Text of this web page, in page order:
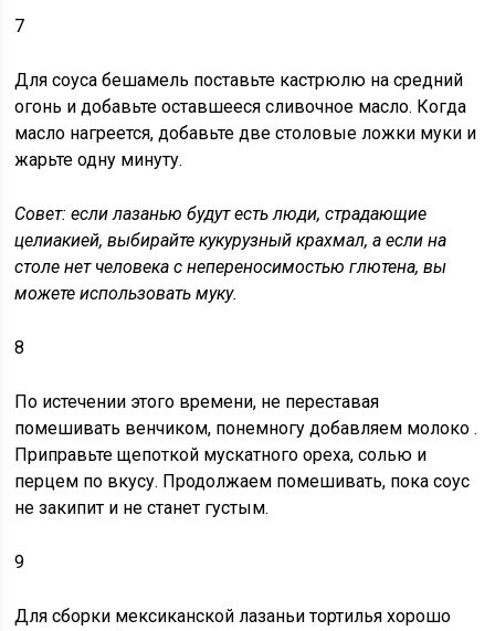
7
Для соуса бешамель поставьте кастрюлю на средний
огонь и добавьте оставшееся сливочное масло. Когда
масло нагреется, добавьте две столовые ложки муки и
жарьте одну минуту.
Совет: если лазанью будут есть люди, страдающие
целиакией, выбирайте кукурузный крахмал, а если на
столе нет человека с непереносимостью глютена, вы
можете использовать муку.
8
По истечении этого времени, не переставая
помешивать венчиком, понемногу добавляем молоко .
Приправьте щепоткой мускатного ореха, солью и
перцем по вкусу. Продолжаем помешивать, пока соус
не закипит и не станет густым.
9
Длясборки мексиканской лазаньи тортилья хорошо